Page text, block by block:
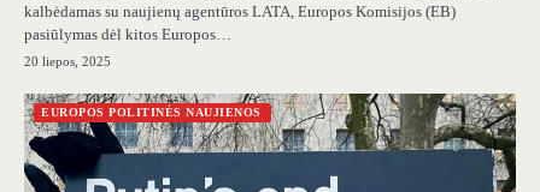
kalbėdamas su naujienų agentūros LATA, Europos Komisijos (EB)
pasiūlymas dėl kitos Europos…
20 liepos, 2025
EUROPOS POLITINĖS NAUJIENOS